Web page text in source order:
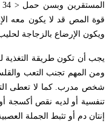
قوة المص قد لا يكون معه
ويكون الإرضاع بالزجاجة
يجب أن تكون طريقة
ومن المهم تجنب التعب
شخص مدرب. كما لا تعطى
تنفسية أو لديه نقص أكسجة
إنتان دم أو تثبط الجملة